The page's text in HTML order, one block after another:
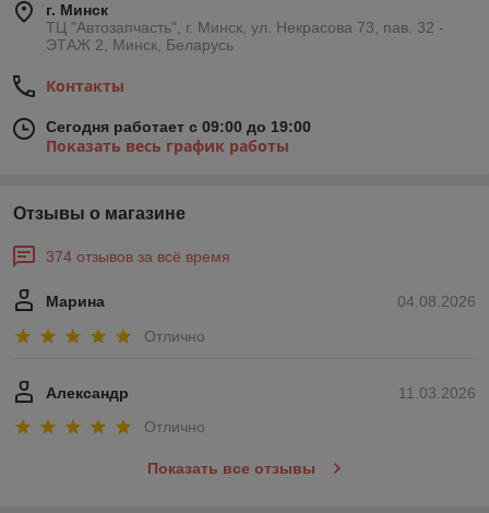
г. Минск
ТЦ "Автозапчасть", г. Минск, ул. Некрасова 73, пав. 32 -
ЭТАЖ 2, Минск, Беларусь
Контакты
Сегодня работает с 09:00 до 19:00
Показать весь график работы
Отзывы о магазине
374 отзывов за всё время
04.08.2026
Марина
Отлично
11.03.2026
Александр
Отлично
Показать все отзывы